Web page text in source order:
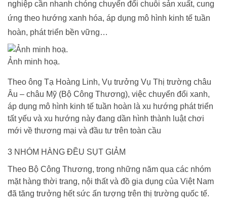
nghiệp cần nhanh chóng chuyển đổi chuỗi sản xuất, cung
ứng theo hướng xanh hóa, áp dụng mô hình kinh tế tuần
hoàn, phát triển bền vững…
Ảnh minh hoạ.
Theo ông Tạ Hoàng Linh, Vụ trưởng Vụ Thị trường châu
Âu – châu Mỹ (Bộ Công Thương), việc chuyển đổi xanh,
áp dụng mô hình kinh tế tuần hoàn là xu hướng phát triển
tất yếu và xu hướng này đang dần hình thành luật chơi
mới về thương mại và đầu tư trên toàn cầu
3 NHÓM HÀNG ĐỀU SỤT GIẢM
Theo Bộ Công Thương, trong những năm qua các nhóm
mặt hàng thời trang, nội thất và đồ gia dụng của Việt Nam
đã tăng trưởng hết sức ấn tượng trên thị trường quốc tế.